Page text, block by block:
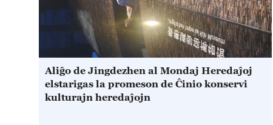
Aliĝo de Jingdezhen al Mondaj Heredaĵoj
elstarigas la promeson de Ĉinio konservi
kulturajn heredaĵojn